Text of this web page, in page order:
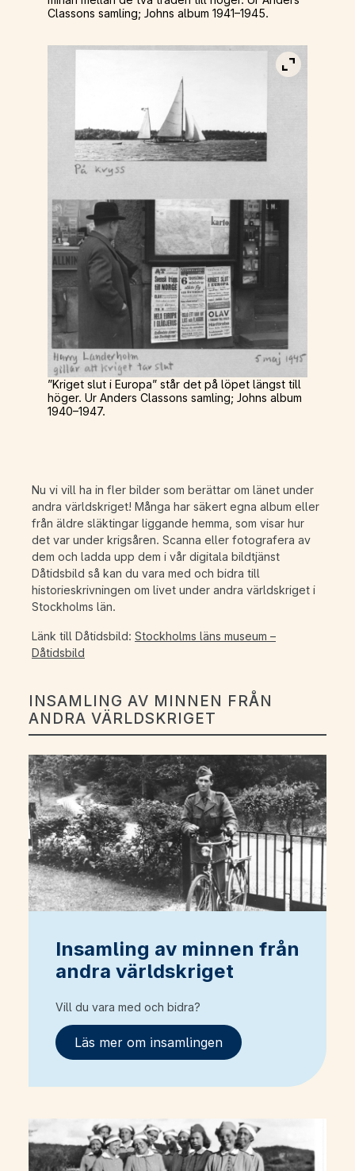
Classons samling; Johns album 1941–1945.
Visa bild i
”Kriget slut i Europa” står det på löpet längst till
höger. Ur Anders Classons samling; Johns album
1940–1947.
Nu vi vill ha in fler bilder som berättar om länet under
andra världskriget! Många har säkert egna album eller
från äldre släktingar liggande hemma, som visar hur
det var under krigsåren. Scanna eller fotografera av
dem och ladda upp dem i vår digitala bildtjänst
Dåtidsbild så kan du vara med och bidra till
historieskrivningen om livet under andra världskriget i
Stockholms län.
Länk till Dåtidsbild: Stockholms läns museum –
Dåtidsbild
INSAMLING AV MINNEN FRÅN
ANDRA VÄRLDSKRIGET
Insamling av minnen från
andra världskriget
Vill du vara med och bidra?
Läs mer om insamlingen